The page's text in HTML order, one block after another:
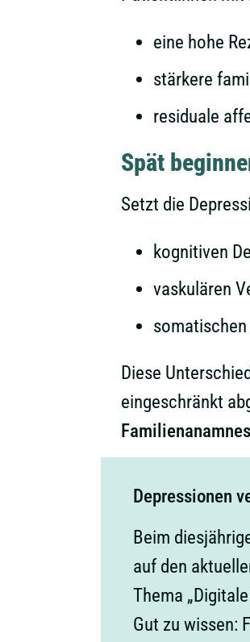
eine hohe
stärkere
residuale
Spät
Setzt die
kognitiven
vaskulären
Diese
eingeschränkt
Depressionen
Beim
auf den
Thema
Gut zu wissen: